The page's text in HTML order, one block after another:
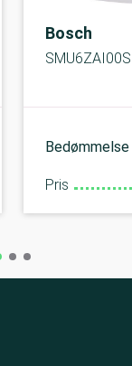
Bosch
SMU6ZAI00S
Bedømmelse
Pris